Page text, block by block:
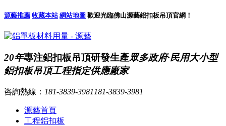
源藝推薦 收藏本站 網站地圖 歡迎光臨佛山源藝鋁扣板吊頂官網！
20年專注鋁扣板吊頂研發生產眾多政府·民用大小型
鋁扣板吊頂工程指定供應廠家
咨詢熱線： 181-3839-3981 181-3839-3981
源藝首頁
工程鋁扣板